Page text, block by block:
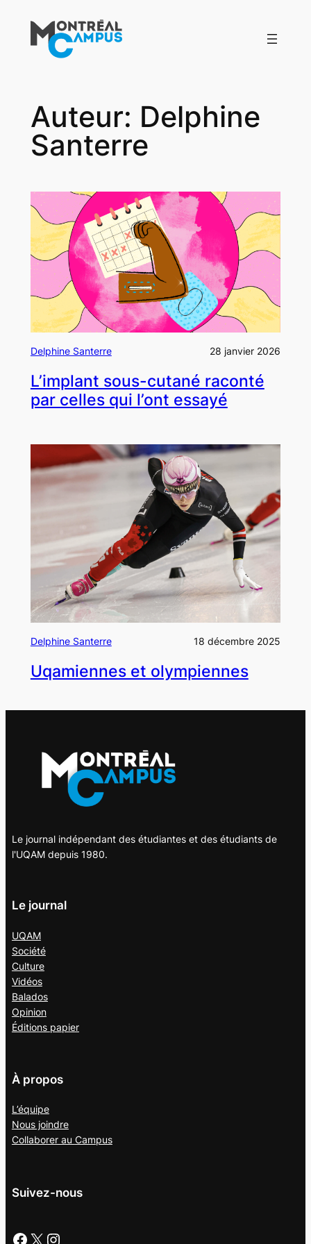
contenu
Auteur: Delphine
Santerre
Delphine Santerre 28 janvier 2026
L’implant sous-cutané raconté
par celles qui l’ont essayé
Delphine Santerre 18 décembre 2025
Uqamiennes et olympiennes
Le journal indépendant des étudiantes et des étudiants de
l'UQAM depuis 1980.
Le journal
UQAM
Société
Culture
Vidéos
Balados
Opinion
Éditions papier
À propos
L’équipe
Nous joindre
Collaborer au Campus
Suivez-nous
Facebook X Instagram